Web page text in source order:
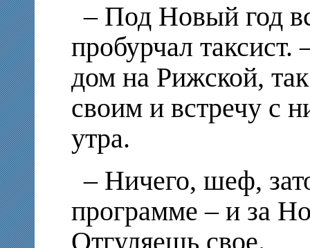
– Под Новый год
пробурчал
дом на Рижской,
своим и встречу с
утра.
– Ничего, шеф,
программе – и за
Отгуляешь свое.